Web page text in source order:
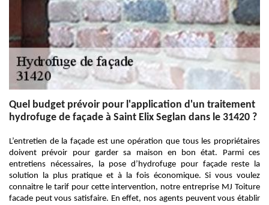
Quel budget prévoir pour l'application d'un traitement
hydrofuge de façade à Saint Elix Seglan dans le 31420 ?
L’entretien de la façade est une opération que tous les propriétaires
doivent prévoir pour garder sa maison en bon état. Parmi ces
entretiens nécessaires, la pose d’hydrofuge pour façade reste la
solution la plus pratique et à la fois économique. Si vous voulez
connaitre le tarif pour cette intervention, notre entreprise MJ Toiture
facade peut vous satisfaire. En effet, nos agents peuvent vous établir